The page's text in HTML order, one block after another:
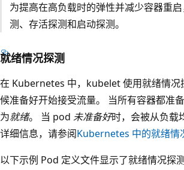
为提高在高负载时的弹性并减少容器重
测、存活探测和启动探测。
就绪情况探测
在 Kubernetes 中，kubelet 使用就绪情况
候准备好开始接受流量。 当所有容器都准
为就绪。 当 pod 未准备好时，会被从负载
详细信息，请参阅Kubernetes 中的就绪情
以下示例 Pod 定义文件显示了就绪情况探测